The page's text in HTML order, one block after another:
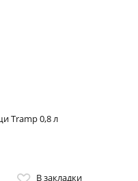
Tramp 0,8 л
В закладки